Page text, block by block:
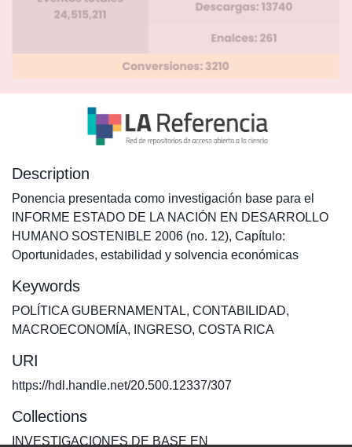
Description
Ponencia presentada como investigación base para el
INFORME ESTADO DE LA NACIÓN EN DESARROLLO
HUMANO SOSTENIBLE 2006 (no. 12), Capítulo:
Oportunidades, estabilidad y solvencia económicas
Keywords
POLÍTICA GUBERNAMENTAL, CONTABILIDAD,
MACROECONOMÍA, INGRESO, COSTA RICA
URI
https://hdl.handle.net/20.500.12337/307
Collections
INVESTIGACIONES DE BASE EN